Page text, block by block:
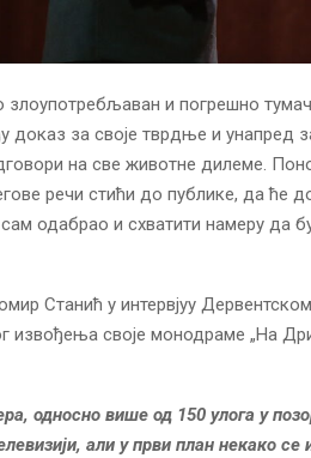
и погрешно
за своје тврдње и унапред
на све животне дилеме.
речи стићи до публике, да ће
одабрао и схватити намеру да
Станић у интервјуу
своје монодраме „На
односно више од 150 улога у
али у први план некако се